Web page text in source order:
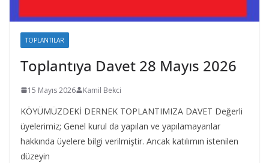
TOPLANTILAR
Toplantıya Davet 28 Mayıs 2026
15 Mayıs 2026 Kamil Bekci
KÖYÜMÜZDEKİ DERNEK TOPLANTIMIZA DAVET Değerli
üyelerimiz; Genel kurul da yapılan ve yapılamayanlar
hakkında üyelere bilgi verilmiştir. Ancak katılımın istenilen
düzeyin